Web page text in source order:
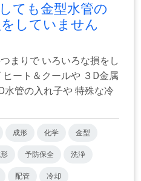
ても金型水管の
していません
まりで いろいろな損をし
ート＆クールや ３D金属
水管の入れ子や 特殊な冷
成形 化学 金型
予防保全 洗浄
配管 冷却